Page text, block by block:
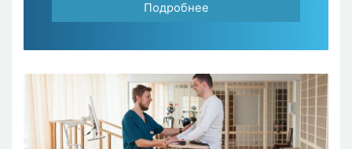
Подробнее